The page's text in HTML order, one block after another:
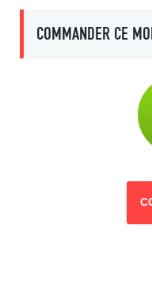
COMMANDER CE